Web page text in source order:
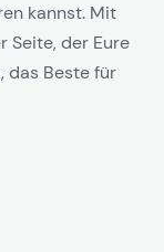
kannst. Mit
Seite, der Eure
das Beste für